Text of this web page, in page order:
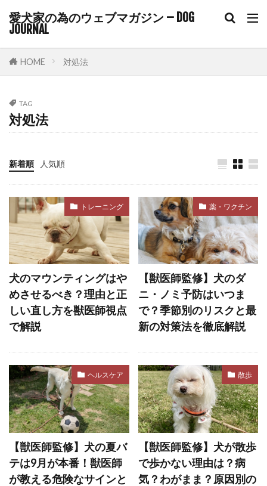
愛犬家の為のウェブマガジン – DOG
JOURNALハンドターゲット
ハードアイ
バケツゲーム
バランス
バランス感覚
バリアフリー
パピーリフト
パートナーシップ
ヒート
ビタミンE
ピッチ
ファインド・イット
フィアフリー
フィラリア
フィラリア予防
フィラリア症
フィードバック
フェッチプレイ
フケ
フラストレーション
フロントクリップハーネス
フローディング
フローリング
フード
フードアレルギー
ブドウ
ブラッシング
プレウォッシュ
プレッシャー
プロバイオティクス
ヘソ天
ヘルスケア
ヘルニア
ベッド
ベッドメイキング
ベッドメーキング
ベリーアップ
ベロ
ペインポイント
ペットカメラ
ペットカート
ペットゲート
HOME 対処法
TAG
対処法
新着順 人気順
トレーニング
犬のマウンティングはや
めさせるべき？理由と正
しい直し方を獣医師視点
で解説
薬・ワクチン
【獣医師監修】犬のダ
ニ・ノミ予防はいつま
で？季節別のリスクと最
新の対策法を徹底解説
ヘルスケア
【獣医師監修】犬の夏バ
テは9月が本番！獣医師
が教える危険なサインと
散歩
【獣医師監修】犬が散歩
で歩かない理由は？病
気？わがまま？原因別の